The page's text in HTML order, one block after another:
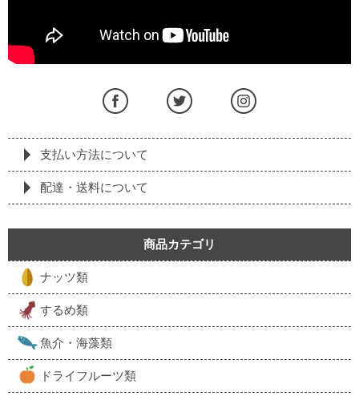
支払い方法について
配達・送料について
商品カテゴリ
ナッツ類
するめ類
魚介・海藻類
ドライフルーツ類